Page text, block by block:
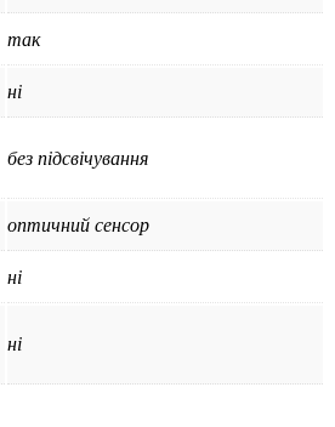
так
ні
без підсвічування
оптичний сенсор
ні
ні